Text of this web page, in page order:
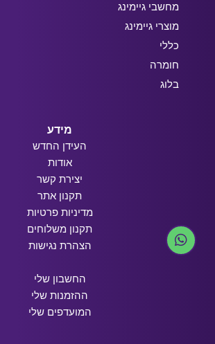
מחשבי גיימינג
מוצרי גיימינג
כללי
חומרה
בלוג
מידע
העידן החדש
אודות
יצירת קשר
תקנון אתר
מדיניות פרטיות
תקנון משלוחים
הצהרת נגישות
החשבון שלי
ההזמנות שלי
המועדפים שלי